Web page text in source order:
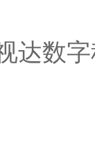
数字